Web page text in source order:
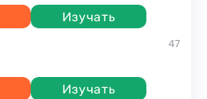
Изучать
Изучать
47